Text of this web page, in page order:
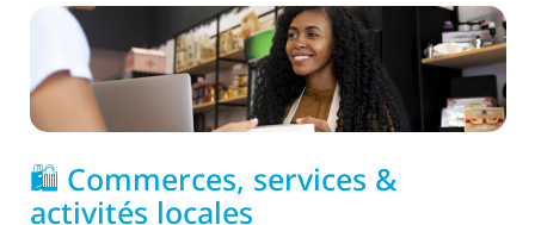
🛍️ Commerces, services &
activités locales